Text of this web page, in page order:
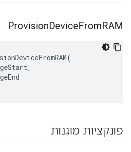
ProvisionDeviceFromRAM
פונקציות מוגנות